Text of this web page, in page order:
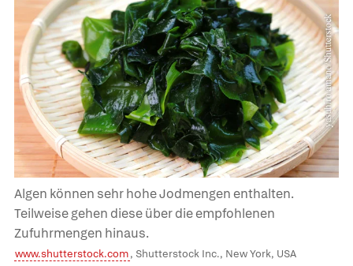
Algen können sehr hohe Jodmengen enthalten.
Teilweise gehen diese über die empfohlenen
Zufuhrmengen hinaus.
www.shutterstock.com, Shutterstock Inc., New York, USA